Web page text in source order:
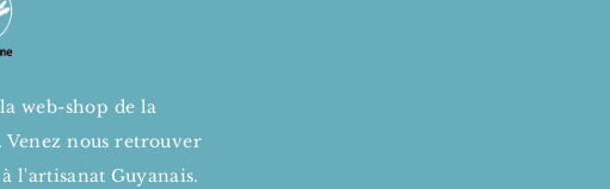
web-shop de la
Venez nous retrouver
l'artisanat Guyanais.